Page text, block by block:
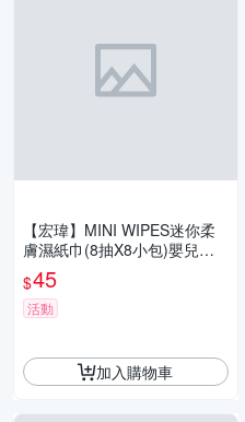
【宏瑋】MINI WIPES迷你柔
膚濕紙巾(8抽X8小包)嬰兒濕
紙巾 擦拭巾 濕巾 隨身包
$45
活動
加入購物車